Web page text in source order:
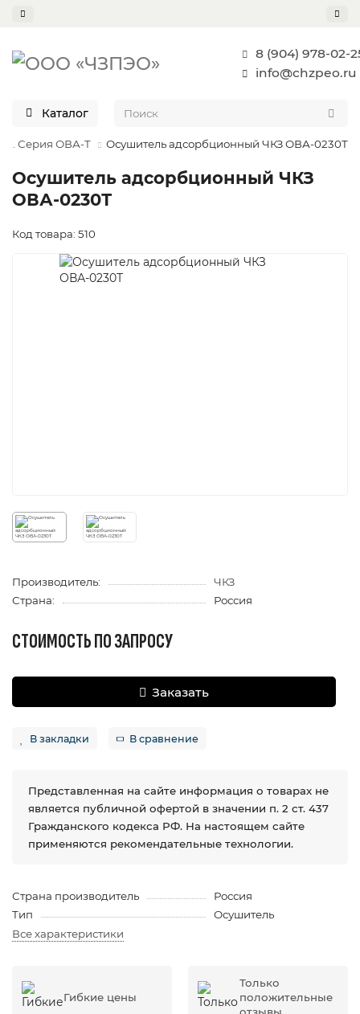
8 (904) 978-02-
info@chzpeo.ru
Каталог
Серия ОВА-Т Осушитель адсорбционный ЧКЗ ОВА-0230Т
Осушитель адсорбционный ЧКЗ
ОВА-0230Т
Код товара: 510
Производитель:
ЧКЗ
Страна:
Россия
СТОИМОСТЬ ПО ЗАПРОСУ
Заказать
В закладки В сравнение
Представленная на сайте информация о товарах не
является публичной офертой в значении п. 2 ст. 437
Гражданского кодекса РФ. На настоящем сайте
применяются рекомендательные технологии.
Страна производитель
Россия
Тип
Осушитель
Все характеристики
Гибкие цены
Только
положительные